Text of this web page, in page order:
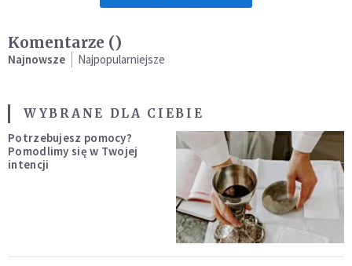
Komentarze ()
Najnowsze Najpopularniejsze
WYBRANE DLA CIEBIE
Potrzebujesz pomocy?
Pomodlimy się w Twojej
intencji